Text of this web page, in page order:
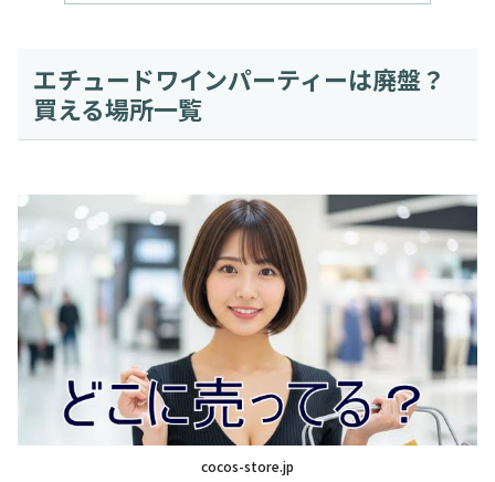
エチュードワインパーティーは廃盤？
買える場所一覧
cocos-store.jp